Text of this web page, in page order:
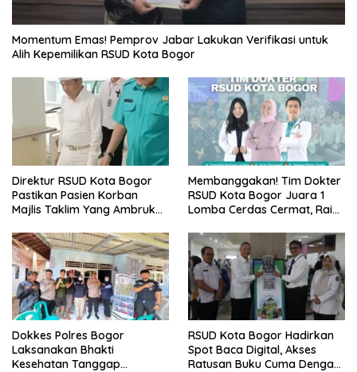
Momentum Emas! Pemprov Jabar Lakukan Verifikasi untuk
Alih Kepemilikan RSUD Kota Bogor
Direktur RSUD Kota Bogor
Pastikan Pasien Korban
Majlis Taklim Yang Ambruk
Perawatan Maksimal
Membanggakan! Tim Dokter
RSUD Kota Bogor Juara 1
Lomba Cerdas Cermat, Raih
Se-Bogor
Dokkes Polres Bogor
Laksanakan Bhakti
Kesehatan Tanggap
RSUD Kota Bogor Hadirkan
Spot Baca Digital, Akses
Ratusan Buku Cuma Dengan